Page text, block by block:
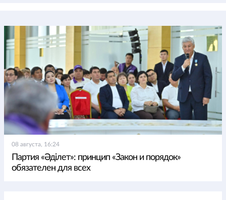
08 августа, 16:24
Партия «Әділет»: принцип «Закон и порядок»
обязателен для всех